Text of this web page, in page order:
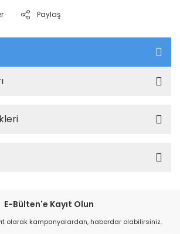
Paylaş
E-Bülten'e Kayıt Olun
olarak kampanyalardan, haberdar olabilirsiniz.